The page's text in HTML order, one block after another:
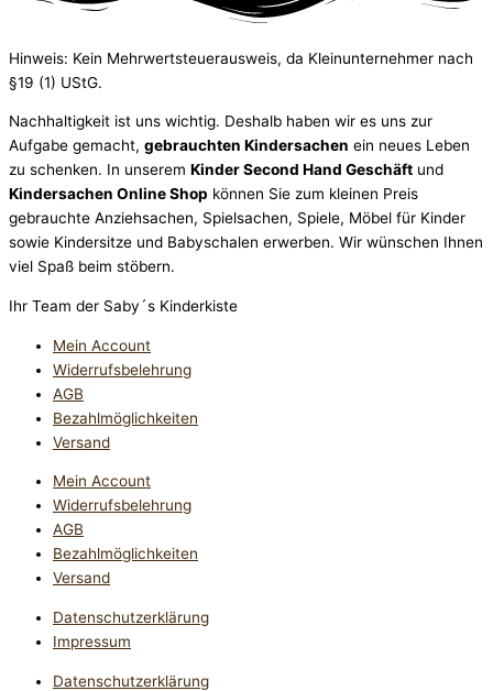
Hinweis: Kein Mehrwertsteuerausweis, da Kleinunternehmer nach
§19 (1) UStG.
Nachhaltigkeit ist uns wichtig. Deshalb haben wir es uns zur
Aufgabe gemacht, gebrauchten Kindersachen ein neues Leben
zu schenken. In unserem Kinder Second Hand Geschäft und
Kindersachen Online Shop können Sie zum kleinen Preis
gebrauchte Anziehsachen, Spiel­sachen, Spiele, Möbel für Kinder
sowie Kindersitze und Babyschalen erwerben. Wir wünschen Ihnen
viel Spaß beim stöbern.
Ihr Team der Saby´s Kinderkiste
Mein Account
Widerrufsbelehrung
AGB
Bezahlmöglichkeiten
Versand
Mein Account
Widerrufsbelehrung
AGB
Bezahlmöglichkeiten
Versand
Datenschutzerklärung
Impressum
Datenschutzerklärung